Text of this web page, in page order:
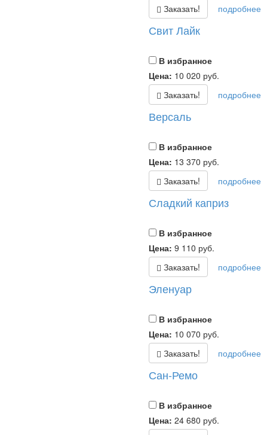
Заказать!
подробнее
Свит Лайк
В избранное
Цена: 10 020 руб.
Заказать!
подробнее
Версаль
В избранное
Цена: 13 370 руб.
Заказать!
подробнее
Сладкий каприз
В избранное
Цена: 9 110 руб.
Заказать!
подробнее
Эленуар
В избранное
Цена: 10 070 руб.
Заказать!
подробнее
Сан-Ремо
В избранное
Цена: 24 680 руб.